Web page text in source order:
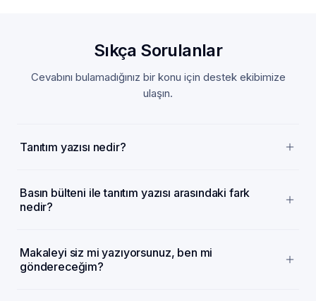
Sıkça Sorulanlar
Cevabını bulamadığınız bir konu için destek ekibimize
ulaşın.
Tanıtım yazısı nedir?
Basın bülteni ile tanıtım yazısı arasındaki fark
nedir?
Makaleyi siz mi yazıyorsunuz, ben mi
göndereceğim?